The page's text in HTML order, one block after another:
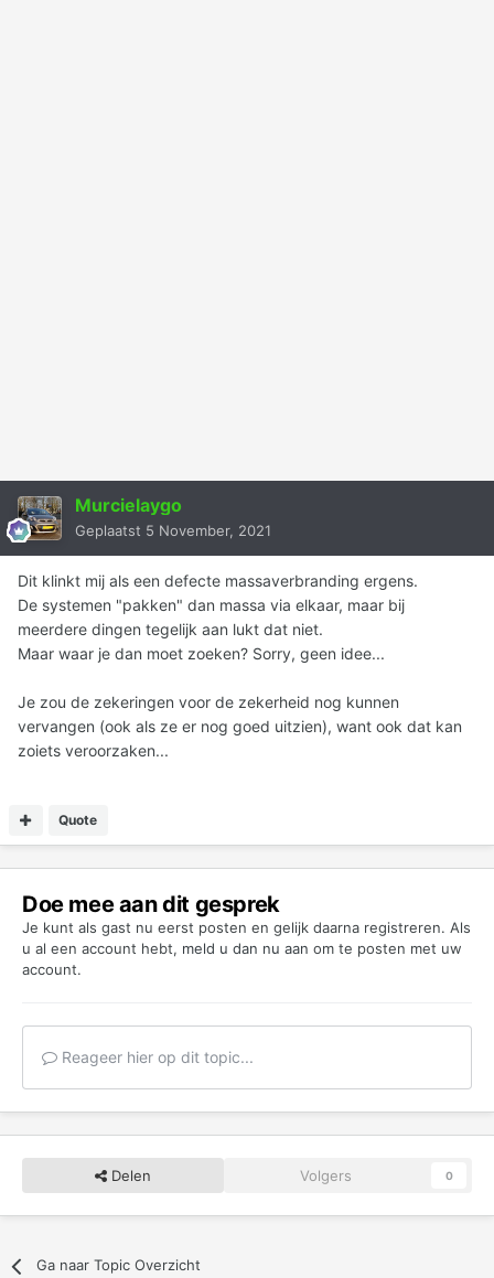
Murcielaygo
Geplaatst 5 November, 2021
Dit klinkt mij als een defecte massaverbranding ergens.
De systemen "pakken" dan massa via elkaar, maar bij
meerdere dingen tegelijk aan lukt dat niet.
Maar waar je dan moet zoeken? Sorry, geen idee...
Je zou de zekeringen voor de zekerheid nog kunnen
vervangen (ook als ze er nog goed uitzien), want ook dat kan
zoiets veroorzaken...
Quote
Doe mee aan dit gesprek
Je kunt als gast nu eerst posten en gelijk daarna registreren. Als
u al een account hebt, meld u dan nu aan om te posten met uw
account.
Reageer hier op dit topic...
Delen Volgers 0
Ga naar Topic Overzicht